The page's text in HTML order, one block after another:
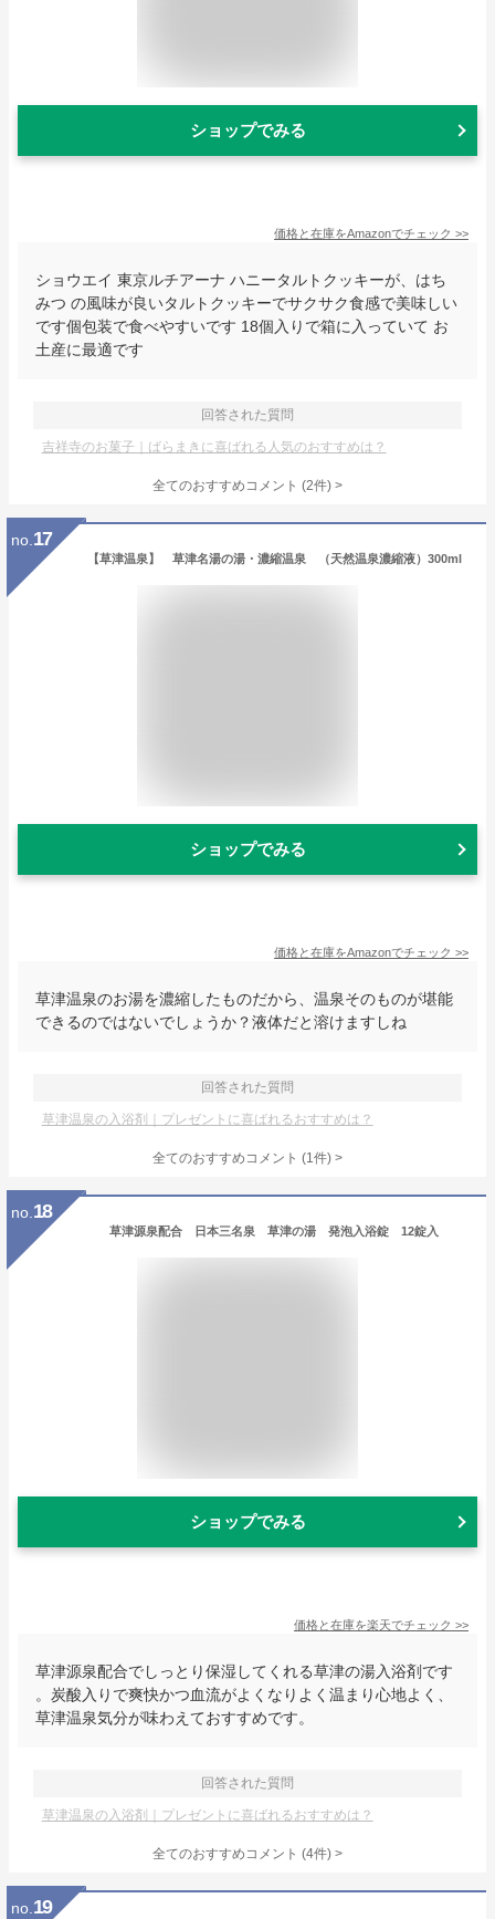
ショップでみる
価格と在庫をAmazonでチェック >>
ショウエイ 東京ルチアーナ ハニータルトクッキーが、はち
みつ の風味が良いタルトクッキーでサクサク食感で美味しい
です個包装で食べやすいです 18個入りで箱に入っていて お
土産に最適です
回答された質問
吉祥寺のお菓子｜ばらまきに喜ばれる人気のおすすめは？
全てのおすすめコメント (2件) >
no. 17
【草津温泉】 草津名湯の湯・濃縮温泉 （天然温泉濃縮液）300ml
ショップでみる
価格と在庫をAmazonでチェック >>
草津温泉のお湯を濃縮したものだから、温泉そのものが堪能
できるのではないでしょうか？液体だと溶けますしね
回答された質問
草津温泉の入浴剤｜プレゼントに喜ばれるおすすめは？
全てのおすすめコメント (1件) >
no. 18
草津源泉配合 日本三名泉 草津の湯 発泡入浴錠 12錠入
ショップでみる
価格と在庫を楽天でチェック >>
草津源泉配合でしっとり保湿してくれる草津の湯入浴剤です
。炭酸入りで爽快かつ血流がよくなりよく温まり心地よく、
草津温泉気分が味わえておすすめです。
回答された質問
草津温泉の入浴剤｜プレゼントに喜ばれるおすすめは？
全てのおすすめコメント (4件) >
no. 19